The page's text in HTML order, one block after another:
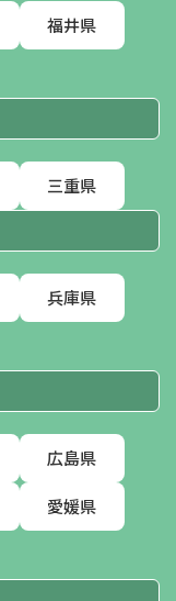
福井県
三重県
兵庫県
広島県
愛媛県